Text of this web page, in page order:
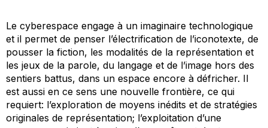
Le cyberespace engage à un imaginaire technologique
et il permet de penser l’électrification de l’iconotexte, de
pousser la fiction, les modalités de la représentation et
les jeux de la parole, du langage et de l’image hors des
sentiers battus, dans un espace encore à défricher. Il
est aussi en ce sens une nouvelle frontière, ce qui
requiert: l’exploration de moyens inédits et de stratégies
originales de représentation; l’exploitation d’une